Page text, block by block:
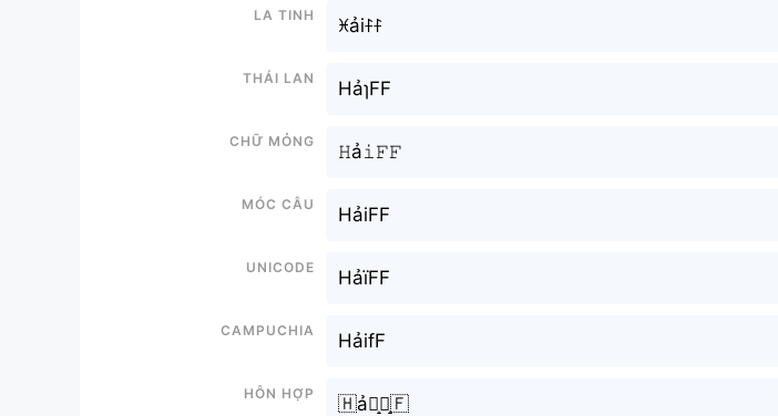
La tinh
ꁝảiꊰꊰ
Thái lan
HảɿFF
Chữ mỏng
𝙷ả𝚒𝙵𝙵
Móc câu
HảiFF
Unicode
НảїFF
Campuchia
HảifF
Hỗn hợp
🇭ả🇮̝🇫̝🇫